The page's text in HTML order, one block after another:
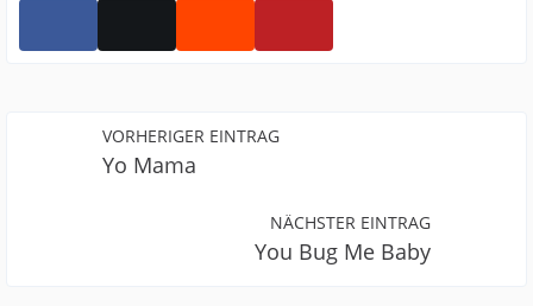
VORHERIGER EINTRAG
Yo Mama
NÄCHSTER EINTRAG
You Bug Me Baby